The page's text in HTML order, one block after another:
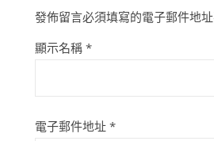
發佈留言必須填寫的電子郵件地
顯示名稱 *
電子郵件地址 *